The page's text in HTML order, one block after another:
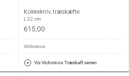
Kokkekniv, træskæfte
L 22 cm
615,00
Victorinox
Vis Victorinox Træskaft serien